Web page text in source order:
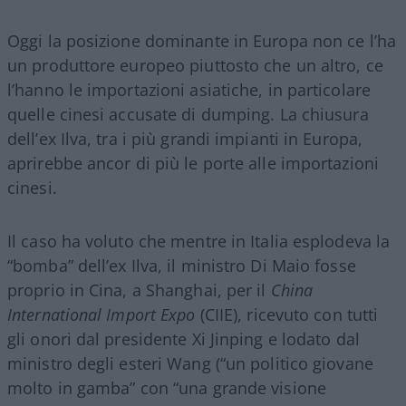
Oggi la posizione dominante in Europa non ce l’ha
un produttore europeo piuttosto che un altro, ce
l’hanno le importazioni asiatiche, in particolare
quelle cinesi accusate di dumping. La chiusura
dell’ex Ilva, tra i più grandi impianti in Europa,
aprirebbe ancor di più le porte alle importazioni
cinesi.
Il caso ha voluto che mentre in Italia esplodeva la
“bomba” dell’ex Ilva, il ministro Di Maio fosse
proprio in Cina, a Shanghai, per il China
International Import Expo (CIIE), ricevuto con tutti
gli onori dal presidente Xi Jinping e lodato dal
ministro degli esteri Wang (“un politico giovane
molto in gamba” con “una grande visione